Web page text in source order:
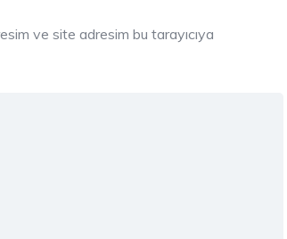
ve site adresim bu tarayıcıya